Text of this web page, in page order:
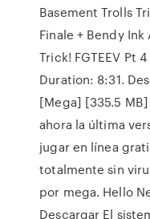
Basement Trolls
Finale + Bendy
Trick! FGTEEV Pt
Duration: 8:31.
[Mega] [335.5
ahora la última
jugar en línea
totalmente sin
por mega. Hello
Descargar El